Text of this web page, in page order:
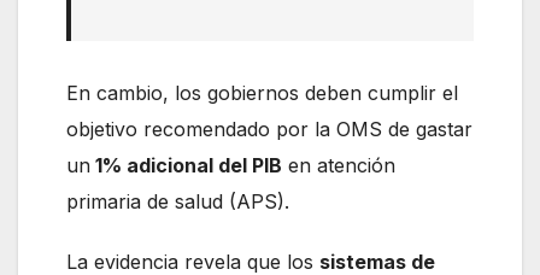
En cambio, los gobiernos deben cumplir el
objetivo recomendado por la OMS de gastar
un 1% adicional del PIB en atención
primaria de salud (APS).
La evidencia revela que los sistemas de